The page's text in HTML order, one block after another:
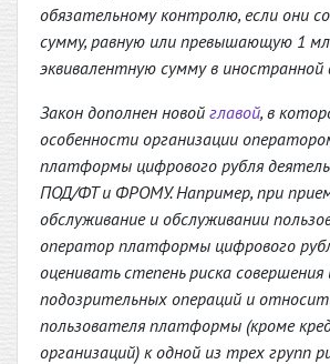
обязательному контролю, если они
сумму, равную или превышающую 1
эквивалентную сумму в
Закон дополнен новой главой, в
особенности организации
платформы цифрового рубля
ПОД/ФТ и ФРОМУ. Например, при
обслуживание и обслуживании
оператор платформы цифрового
оценивать степень риска совершения
подозрительных операций и
пользователя платформы (кроме
организаций) к одной из трех групп